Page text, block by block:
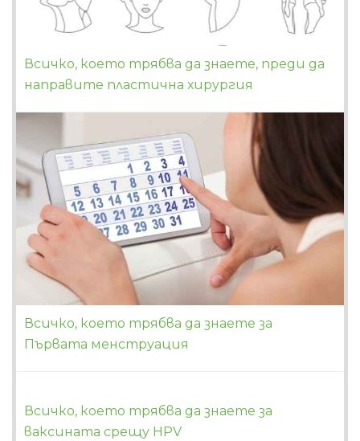
Всичко, което трябва да знаете, преди да
направите пластична хирургия
Всичко, което трябва да знаете за
Първата менструация
Всичко, което трябва да знаете за
ваксината срещу HPV